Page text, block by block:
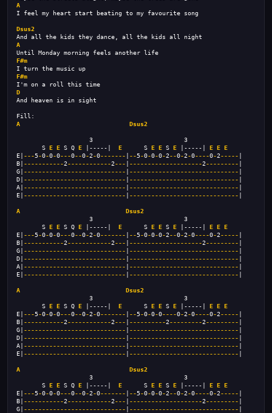
A
I feel my heart start beating to my favourite song
Dsus2
And all the kids they dance, all the kids all night
A
Until Monday morning feels another life
F#m
I turn the music up
F#m
I'm on a roll this time
D
And heaven is in sight
Fill:
A
Dsus2
3                         3
S E E S Q E |-----| E S E E S E |-----| E E E
E| ---5-0-0-0---0--0-2-0------- --5-0-0-0-2--0-2-0----0-2-----
B| -----------2------------2--- --------------------2---------
G| ---------------------------- ------------------------------
D| ---------------------------- ------------------------------
A| ---------------------------- ------------------------------
E| ---------------------------- ------------------------------
A
Dsus2
3                         3
S E E S Q E |-----| E S E E S E |-----| E E E
E| ---5-0-0-0---0--0-2-0------- --5-0-0-0-2--0-2-0----0-2-----
B| -----------2------------2--- --------------------2---------
G| ---------------------------- ------------------------------
D| ---------------------------- ------------------------------
A| ---------------------------- ------------------------------
E| ---------------------------- ------------------------------
A
Dsus2
3                         3
S E E S Q E |-----| E S E E S E |-----| E E E
E| ---5-0-0-0---0--0-2-0------- --5-0-0-0----0-2-0----0-2-----
B| -----------2------------2--- ----------2---------2---------
G| ---------------------------- ------------------------------
D| ---------------------------- ------------------------------
A| ---------------------------- ------------------------------
E| ---------------------------- ------------------------------
A
Dsus2
3                         3
S E E S Q E |-----| E S E E S E |-----| E E E
E| ---5-0-0-0---0--0-2-0------- --5-0-0-0-2--0-2-0----0-2-----
B| -----------2------------2--- --------------------2---------
G| ---------------------------- ------------------------------